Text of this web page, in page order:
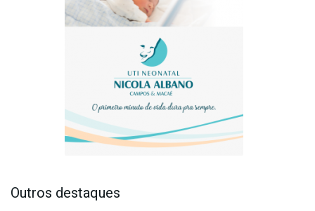
Outros destaques